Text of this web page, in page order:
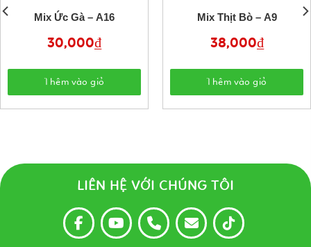
Mix Ức Gà – A16
30,000₫
Thêm vào giỏ
Mix Thịt Bò – A9
38,000₫
Thêm vào giỏ
LIÊN HỆ VỚI CHÚNG TÔI